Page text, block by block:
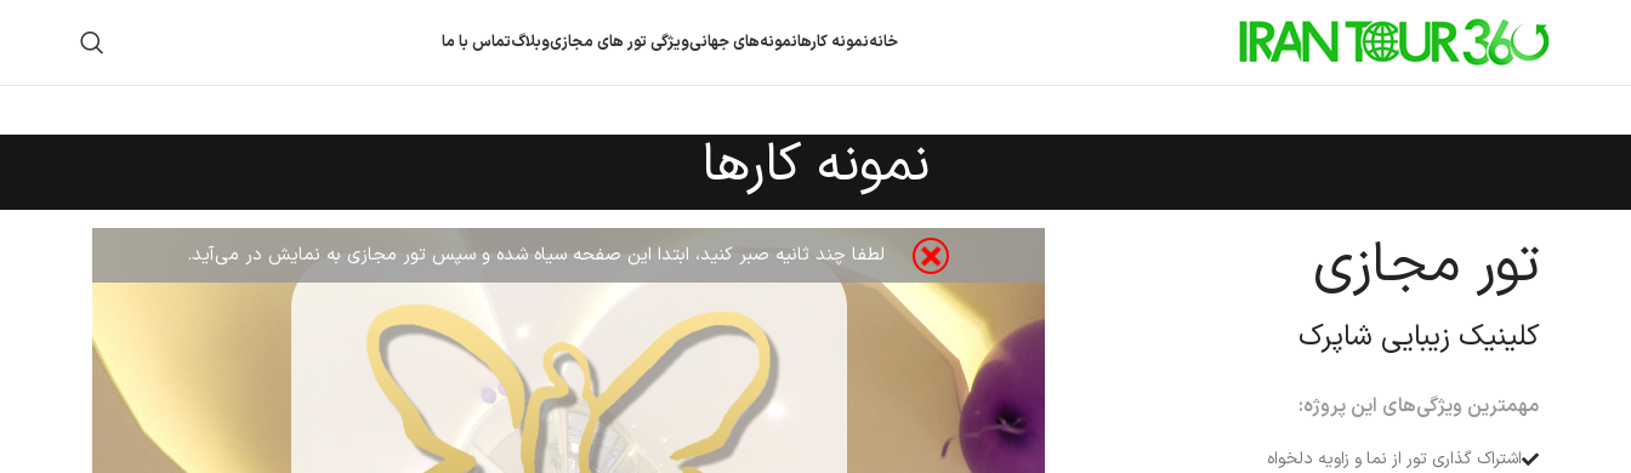
خانهنمونه کارهانمونه‌های جهانیویژگی‌ تور های مجازیوبلاگتماس با ما
نمونه کارها
تور مجازی
کلینیک زیبایی شاپرک
مهمترین ویژگی‌های این پروژه:
اشتراک گذاری تور از نما و زاویه دلخواه